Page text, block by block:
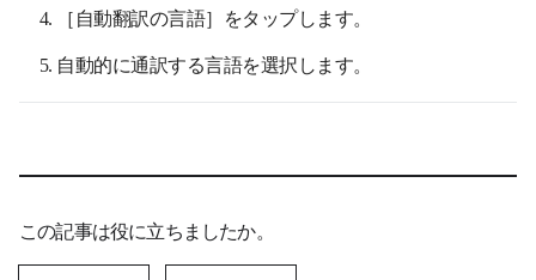
［自動翻訳の言語］をタップします。
自動的に通訳する言語を選択します。
この記事は役に立ちましたか。